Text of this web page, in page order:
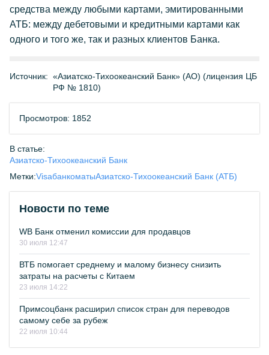
средства между любыми картами, эмитированными
АТБ: между дебетовыми и кредитными картами как
одного и того же, так и разных клиентов Банка.
Источник: «Азиатско-Тихоокеанский Банк» (АО) (лицензия ЦБ
РФ № 1810)
Просмотров: 1852
В статье:
Азиатско-Тихоокеанский Банк
Метки:VisaбанкоматыАзиатско-Тихоокеанский Банк (АТБ)
Новости по теме
WB Банк отменил комиссии для продавцов
30 июля 12:47
ВТБ помогает среднему и малому бизнесу снизить
затраты на расчеты с Китаем
23 июля 14:22
Примсоцбанк расширил список стран для переводов
самому себе за рубеж
22 июля 10:44